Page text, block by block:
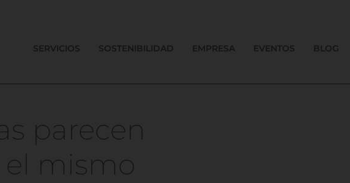
SERVICIOS SOSTENIBILIDAD EMPRESA EVENTOS BLOG
parecen
mismo